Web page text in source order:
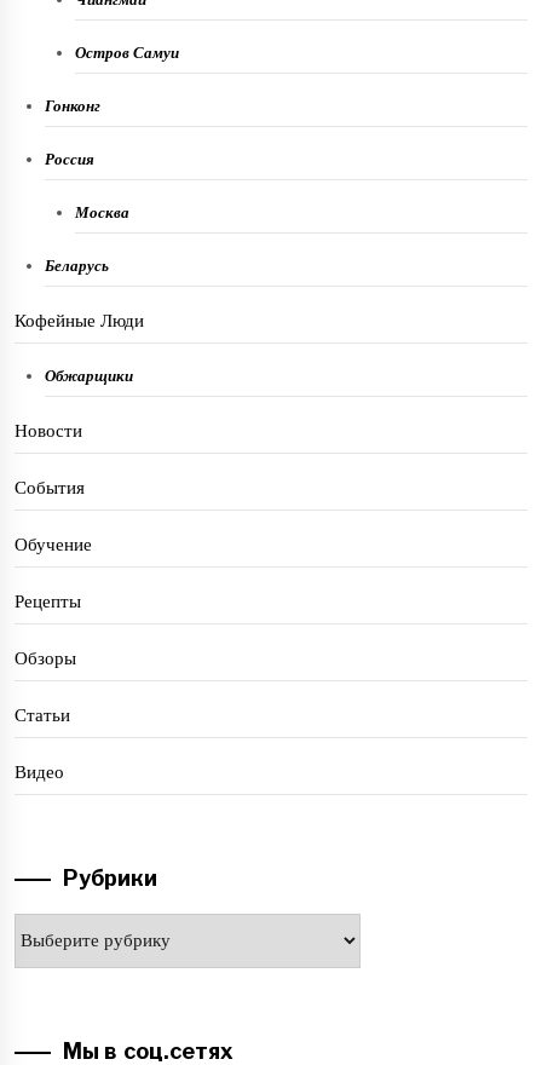
Остров Самуи
Гонконг
Россия
Москва
Беларусь
Кофейные Люди
Обжарщики
Новости
События
Обучение
Рецепты
Обзоры
Статьи
Видео
Рубрики
Мы в соц.сетях